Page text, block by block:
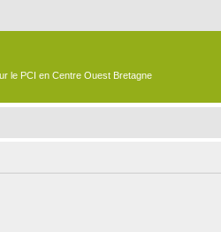
le PCI en Centre Ouest Bretagne